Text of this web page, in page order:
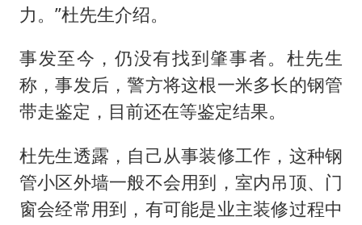
力。”杜先生介绍。
事发至今，仍没有找到肇事者。杜先生
称，事发后，警方将这根一米多长的钢管
带走鉴定，目前还在等鉴定结果。
杜先生透露，自己从事装修工作，这种钢
管小区外墙一般不会用到，室内吊顶、门
窗会经常用到，有可能是业主装修过程中